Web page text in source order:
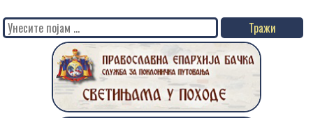
Search
for: